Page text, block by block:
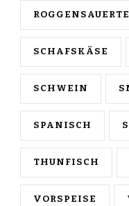
SCHAFSKÄSE
SCHWEIN
SPANISCH
THUNFISCH
VORSPEISE